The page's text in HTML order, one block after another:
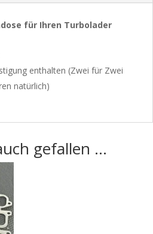
für Ihren Turbolader
enthalten (Zwei für Zwei
natürlich)
gefallen …